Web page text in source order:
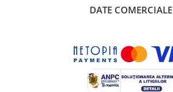
DATE COMERCIALE